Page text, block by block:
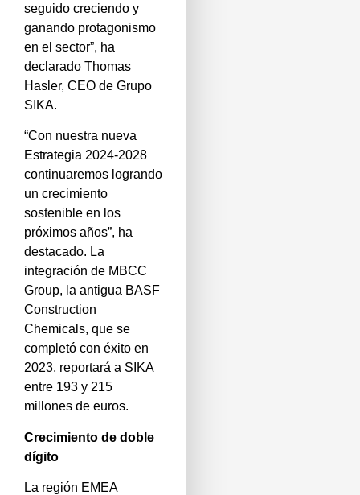
seguido creciendo y
ganando protagonismo
en el sector”, ha
declarado Thomas
Hasler, CEO de Grupo
SIKA.
“Con nuestra nueva
Estrategia 2024-2028
continuaremos logrando
un crecimiento
sostenible en los
próximos años”, ha
destacado. La
integración de MBCC
Group, la antigua BASF
Construction
Chemicals, que se
completó con éxito en
2023, reportará a SIKA
entre 193 y 215
millones de euros.
Crecimiento de doble
dígito
La región EMEA